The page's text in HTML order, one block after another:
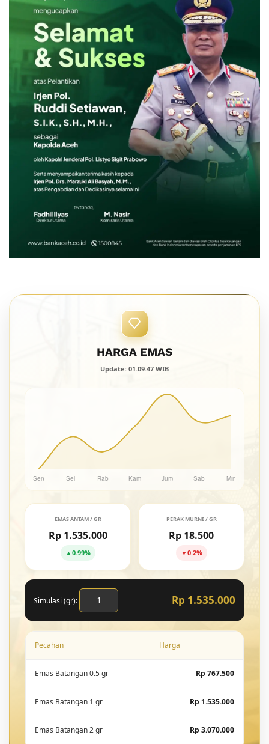
HARGA EMAS
Update: 01.09.47 WIB
EMAS ANTAM / GR
Rp 1.535.000
▲ 0.99%
PERAK MURNI / GR
Rp 18.500
▼0.2%
Simulasi (gr): Rp 1.535.000
Pecahan Harga
Emas Batangan 0.5 gr Rp 767.500
Emas Batangan 1 gr Rp 1.535.000
Emas Batangan 2 gr Rp 3.070.000